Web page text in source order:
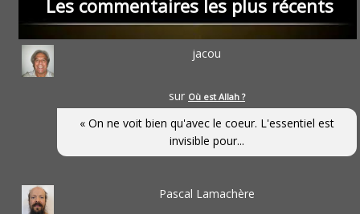
Les commentaires les plus récents
jacou
sur Où est Allah ?
« On ne voit bien qu'avec le coeur. L'essentiel est
invisible pour...
Pascal Lamachère